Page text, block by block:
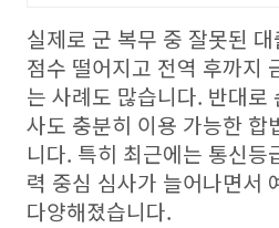
받을 수 있습니다!
실제로 군 복무 중 잘못된
점수 떨어지고 전역 후까지
는 사례도 많습니다. 반대로
사도 충분히 이용 가능한 합
니다. 특히 최근에는 통신등
력 중심 심사가 늘어나면서
다양해졌습니다.